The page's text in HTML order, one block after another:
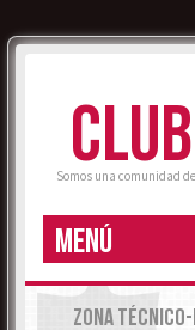
Somos una comunidad
MENÚ
ZONA